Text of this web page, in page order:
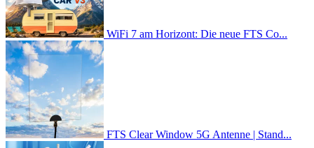
WiFi 7 am Horizont: Die neue FTS Co...
FTS Clear Window 5G Antenne | Stand...